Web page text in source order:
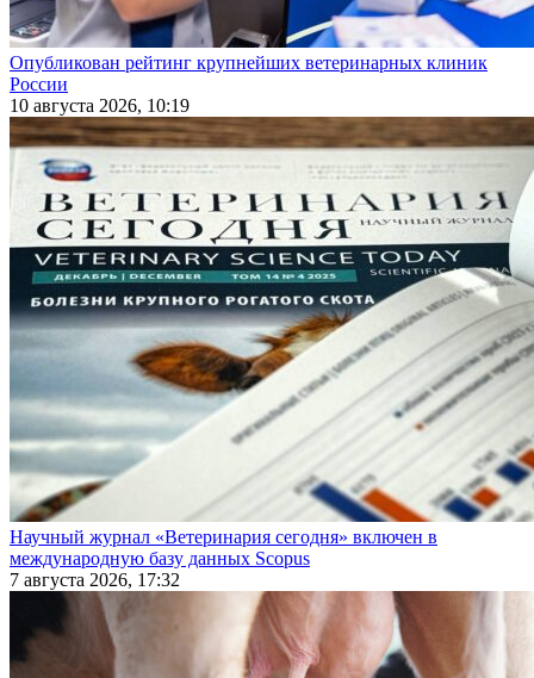
Опубликован рейтинг крупнейших ветеринарных клиник
России
10 августа 2026, 10:19
Научный журнал «Ветеринария сегодня» включен в
международную базу данных Scopus
7 августа 2026, 17:32